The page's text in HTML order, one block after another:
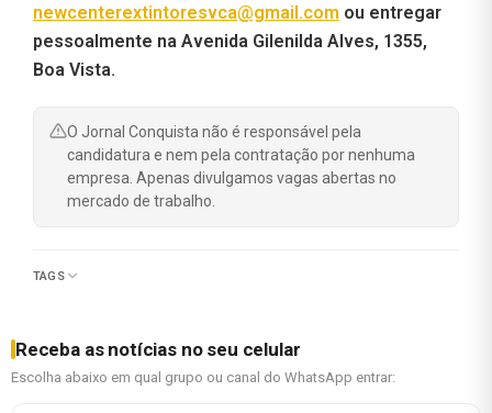
newcenterextintoresvca@gmail.com ou entregar
pessoalmente na Avenida Gilenilda Alves, 1355,
Boa Vista.
O Jornal Conquista não é responsável pela
candidatura e nem pela contratação por nenhuma
empresa. Apenas divulgamos vagas abertas no
mercado de trabalho.
TAGS
Receba as notícias no seu celular
Escolha abaixo em qual grupo ou canal do WhatsApp entrar: